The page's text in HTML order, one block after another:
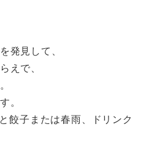
発見して、
えで、
。
餃子または春雨、ドリンク